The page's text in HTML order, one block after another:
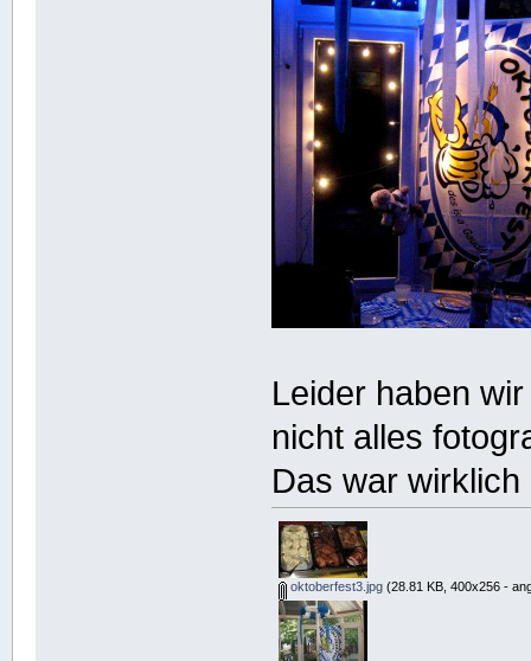
Leider haben
nicht alles
Das war
oktoberfest3.jpg(28.81 KB, 400x256 -